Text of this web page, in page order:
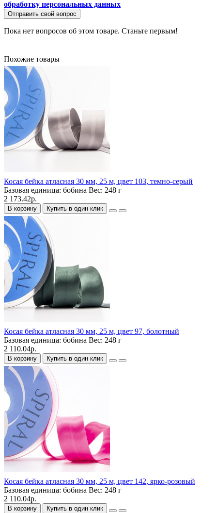
обработку персональных данных
Отправить свой вопрос
Пока нет вопросов об этом товаре. Станьте первым!
Похожие товары
Косая бейка атласная 30 мм, 25 м, цвет 103, темно-серый
Базовая единица: бобина Вес: 248 г
2 173.42р.
В корзину Купить в один клик
Косая бейка атласная 30 мм, 25 м, цвет 97, болотный
Базовая единица: бобина Вес: 248 г
2 110.04р.
В корзину Купить в один клик
Косая бейка атласная 30 мм, 25 м, цвет 142, ярко-розовый
Базовая единица: бобина Вес: 248 г
2 110.04р.
В корзину Купить в один клик